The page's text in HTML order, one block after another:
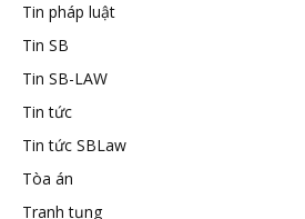
Tin pháp luật
Tin SB
Tin SB-LAW
Tin tức
Tin tức SBLaw
Tòa án
Tranh tụng